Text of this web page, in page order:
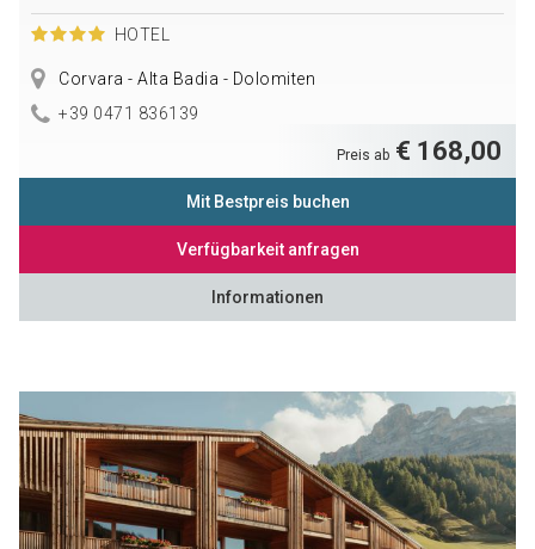
HOTEL
Corvara - Alta Badia - Dolomiten
+39 0471 836139
Preis ab € 168,00
Mit Bestpreis buchen
Verfügbarkeit anfragen
Informationen